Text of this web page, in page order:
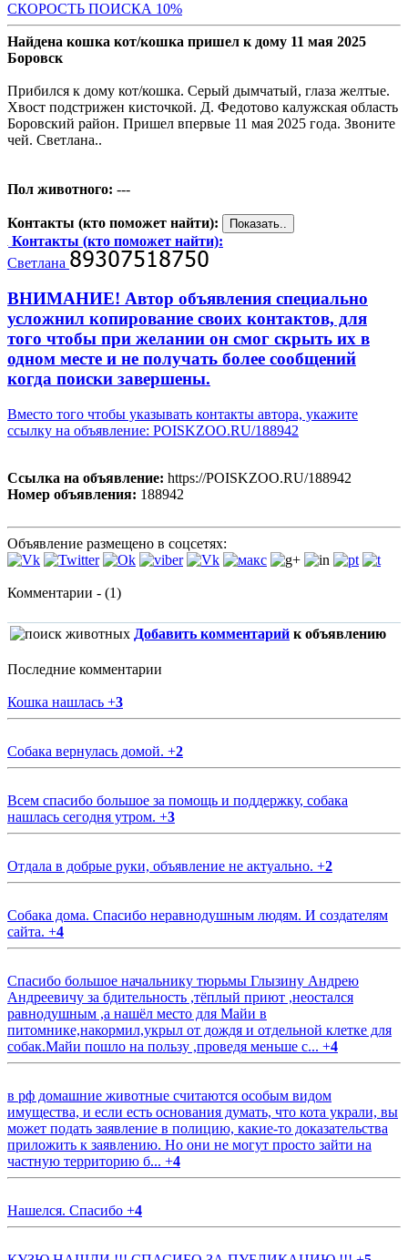
СКОРОСТЬ ПОИСКА 10%
Найдена кошка кот/кошка пришел к дому 11 мая 2025
Боровск
Прибился к дому кот/кошка. Серый дымчатый, глаза желтые.
Хвост подстрижен кисточкой. Д. Федотово калужская область
Боровский район. Пришел впервые 11 мая 2025 года. Звоните
чей. Светлана..
Пол животного: ---
Контакты (кто поможет найти):
Контакты (кто поможет найти):
Светлана
ВНИМАНИЕ! Автор объявления специально
усложнил копирование своих контактов, для
того чтобы при желании он смог скрыть их в
одном месте и не получать более сообщений
когда поиски завершены.
Вместо того чтобы указывать контакты автора, укажите
ссылку на объявление: POISKZOO.RU/188942
Ссылка на объявление: https://POISKZOO.RU/188942
Номер объявления: 188942
Объявление размещено в соцсетях:
Комментарии - (1)
Добавить комментарий к объявлению
Последние комментарии
Кошка нашлась +3
Собака вернулась домой. +2
Всем спасибо большое за помощь и поддержку, собака
нашлась сегодня утром. +3
Отдала в добрые руки, объявление не актуально. +2
Собака дома. Спасибо неравнодушным людям. И создателям
сайта. +4
Спасибо большое начальнику тюрьмы Глызину Андрею
Андреевичу за бдительность ,тёплый приют ,неостался
равнодушным ,а нашёл место для Майи в
питомнике,накормил,укрыл от дождя и отдельной клетке для
собак.Майи пошло на пользу ,проведя меньше с... +4
в рф домашние животные считаются особым видом
имущества, и если есть основания думать, что кота украли, вы
может подать заявление в полицию, какие-то доказательства
приложить к заявлению. Но они не могут просто зайти на
частную территорию б... +4
Нашелся. Спасибо +4